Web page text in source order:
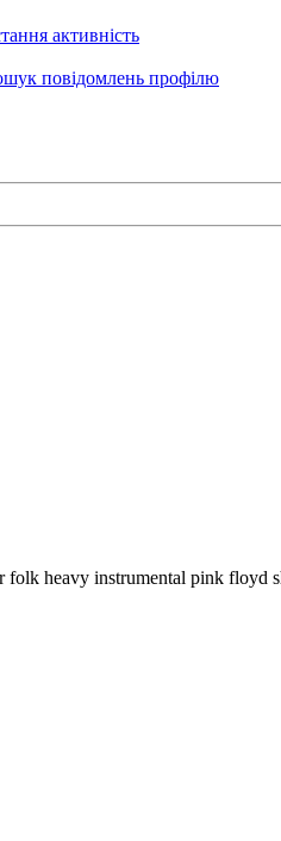
активність
повідомлень профілю
heavy instrumental pink floyd